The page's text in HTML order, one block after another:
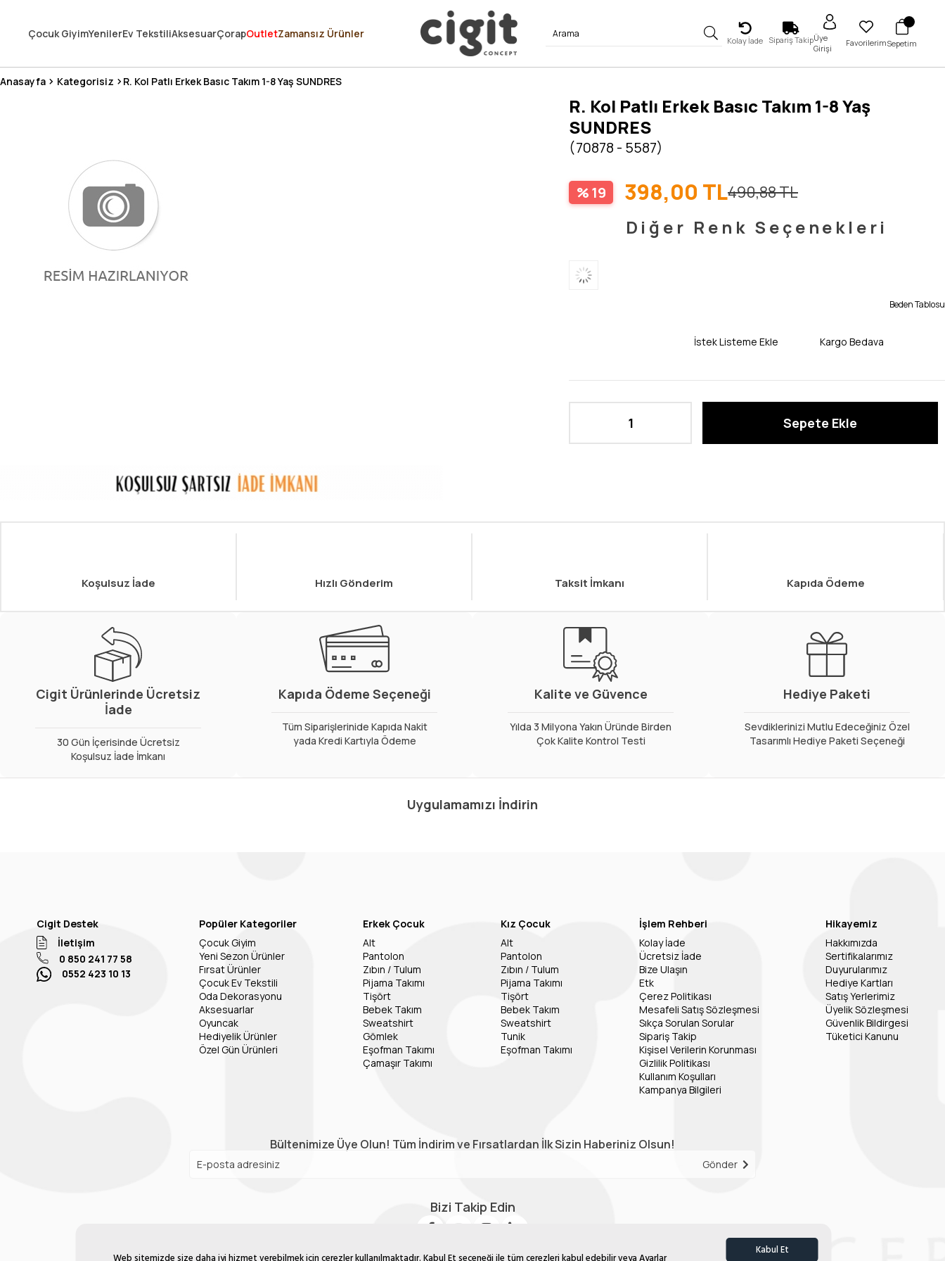
Web sitemizde size daha iyi hizmet verebilmek için çerezler kullanılmaktadır. Kabul Et seçeneği ile tüm çerezleri kabul edebilir veya Ayarlar
Kabul Et
3 MİLYONDAN FAZLA MUTLU MÜŞTERİ ❤️ 10 MİLYON ÜRÜN
Çocuk GiyimYenilerEv TekstiliAksesuarÇorapOutletZamansız Ürünler
Kolay İade Sipariş TakipÜye
Girişi
FavorilerimSepetim
Anasayfa Kategorisiz R. Kol Patlı Erkek Basıc Takım 1-8 Yaş SUNDRES
R. Kol Patlı Erkek Basıc Takım 1-8 Yaş
SUNDRES
(70878 - 5587)
19 490,88 TL
398,00 TL
Diğer Renk Seçenekleri
Beden Tablosu
İstek Listeme Ekle Kargo Bedava
Koşulsuz İade Hızlı Gönderim Taksit İmkanı Kapıda Ödeme
Cigit Ürünlerinde Ücretsiz
İade
30 Gün İçerisinde Ücretsiz
Koşulsuz İade İmkanı
Kapıda Ödeme Seçeneği
Tüm Siparişlerinide Kapıda Nakit
yada Kredi Kartıyla Ödeme
Kalite ve Güvence
Yılda 3 Milyona Yakın Üründe Birden
Çok Kalite Kontrol Testi
Hediye Paketi
Sevdiklerinizi Mutlu Edeceğiniz Özel
Tasarımlı Hediye Paketi Seçeneği
Uygulamamızı İndirin
Cigit Destek
İletişim
0 850 241 77 58
0552 423 10 13
Popüler Kategoriler
Çocuk Giyim
Yeni Sezon Ürünler
Fırsat Ürünler
Çocuk Ev Tekstili
Oda Dekorasyonu
Aksesuarlar
Oyuncak
Hediyelik Ürünler
Özel Gün Ürünleri
Erkek Çocuk
Alt
Pantolon
Zıbın / Tulum
Pijama Takımı
Tişört
Bebek Takım
Sweatshirt
Gömlek
Eşofman Takımı
Çamaşır Takımı
Kız Çocuk
Alt
Pantolon
Zıbın / Tulum
Pijama Takımı
Tişört
Bebek Takım
Sweatshirt
Tunik
Eşofman Takımı
İşlem Rehberi
Kolay İade
Ücretsiz İade
Bize Ulaşın
Etk
Çerez Politikası
Mesafeli Satış Sözleşmesi
Sıkça Sorulan Sorular
Sipariş Takip
Kişisel Verilerin Korunması
Gizlilik Politikası
Kullanım Koşulları
Kampanya Bilgileri
Hikayemiz
Hakkımızda
Sertifikalarımız
Duyurularımız
Hediye Kartları
Satış Yerlerimiz
Üyelik Sözleşmesi
Güvenlik Bildirgesi
Tüketici Kanunu
Bültenimize Üye Olun! Tüm İndirim ve Fırsatlardan İlk Sizin Haberiniz Olsun!
Gönder
Bizi Takip Edin